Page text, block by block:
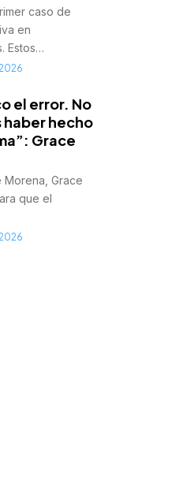
caso de
en
Estos…
el error. No
haber hecho
Grace
Morena, Grace
que el